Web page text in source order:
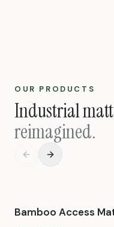
OUR PRODUCTS
Industrial
reimagined.
Bamboo Access